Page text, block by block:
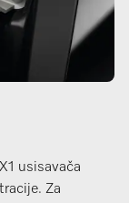
usisavača
Za